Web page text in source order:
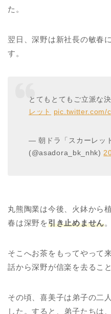
た。
翌日、深野は新社長の敏春
す。
とてもとてもご立派な
レット
pic.twitter.com/
— 朝ドラ「スカーレッ
(@asadora_bk_nhk)
丸熊陶業は今後、火鉢から
春は深野を引き止めません。
そこへお茶をもってやって
話から深野が信楽を去るこ
その頃、喜美子は弟子の二
した。すると、弟子たちは